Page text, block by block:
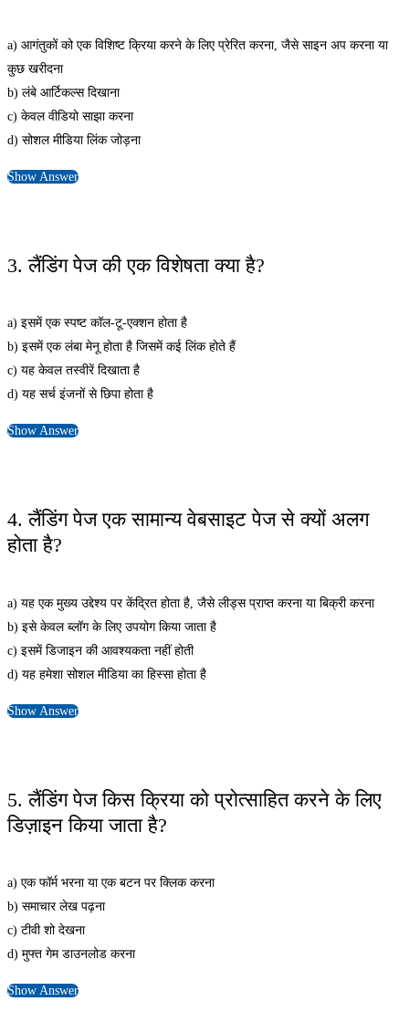
a) आगंतुकों को एक विशिष्ट क्रिया करने के लिए प्रेरित करना, जैसे साइन अप करना या
कुछ खरीदना
b) लंबे आर्टिकल्स दिखाना
c) केवल वीडियो साझा करना
d) सोशल मीडिया लिंक जोड़ना
Show Answer
3. लैंडिंग पेज की एक विशेषता क्या है?
a) इसमें एक स्पष्ट कॉल-टू-एक्शन होता है
b) इसमें एक लंबा मेनू होता है जिसमें कई लिंक होते हैं
c) यह केवल तस्वीरें दिखाता है
d) यह सर्च इंजनों से छिपा होता है
Show Answer
4. लैंडिंग पेज एक सामान्य वेबसाइट पेज से क्यों अलग
होता है?
a) यह एक मुख्य उद्देश्य पर केंद्रित होता है, जैसे लीड्स प्राप्त करना या बिक्री करना
b) इसे केवल ब्लॉग के लिए उपयोग किया जाता है
c) इसमें डिजाइन की आवश्यकता नहीं होती
d) यह हमेशा सोशल मीडिया का हिस्सा होता है
Show Answer
5. लैंडिंग पेज किस क्रिया को प्रोत्साहित करने के लिए
डिज़ाइन किया जाता है?
a) एक फॉर्म भरना या एक बटन पर क्लिक करना
b) समाचार लेख पढ़ना
c) टीवी शो देखना
d) मुफ्त गेम डाउनलोड करना
Show Answer